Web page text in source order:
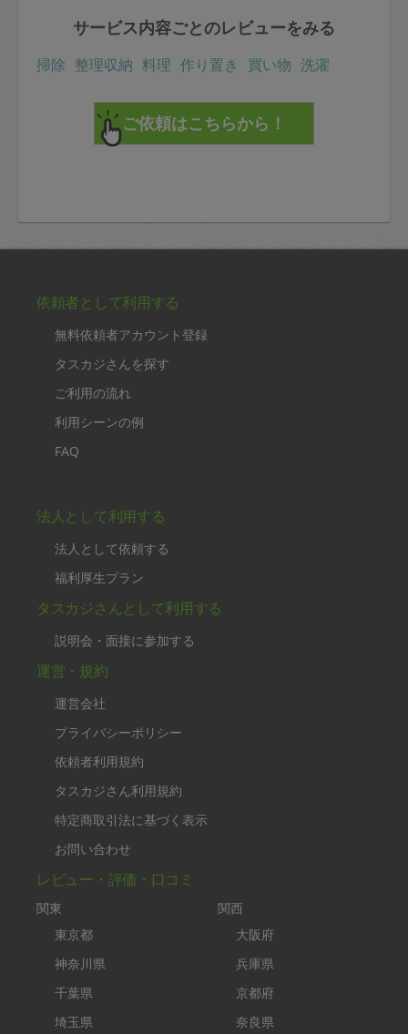
サービス内容ごとのレビューをみる
掃除 整理収納 料理 作り置き 買い物 洗濯
依頼者として利用する
無料依頼者アカウント登録
タスカジさんを探す
ご利用の流れ
利用シーンの例
FAQ
法人として利用する
法人として依頼する
福利厚生プラン
タスカジさんとして利用する
説明会・面接に参加する
運営・規約
運営会社
プライバシーポリシー
依頼者利用規約
タスカジさん利用規約
特定商取引法に基づく表示
お問い合わせ
レビュー・評価・口コミ
関東
東京都
神奈川県
千葉県
埼玉県
関西
大阪府
兵庫県
京都府
奈良県